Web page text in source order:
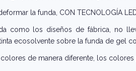
la funda, CON TECNOLOGÍA
como los diseños de fábrica, no
ecosolvente sobre la funda de gel
colores de manera diferente, los